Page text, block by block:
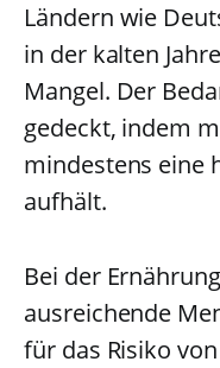
Ländern wie
in der kalten
Mangel. Der
gedeckt, indem
mindestens eine
aufhält.
Bei der
ausreichende
für das Risiko